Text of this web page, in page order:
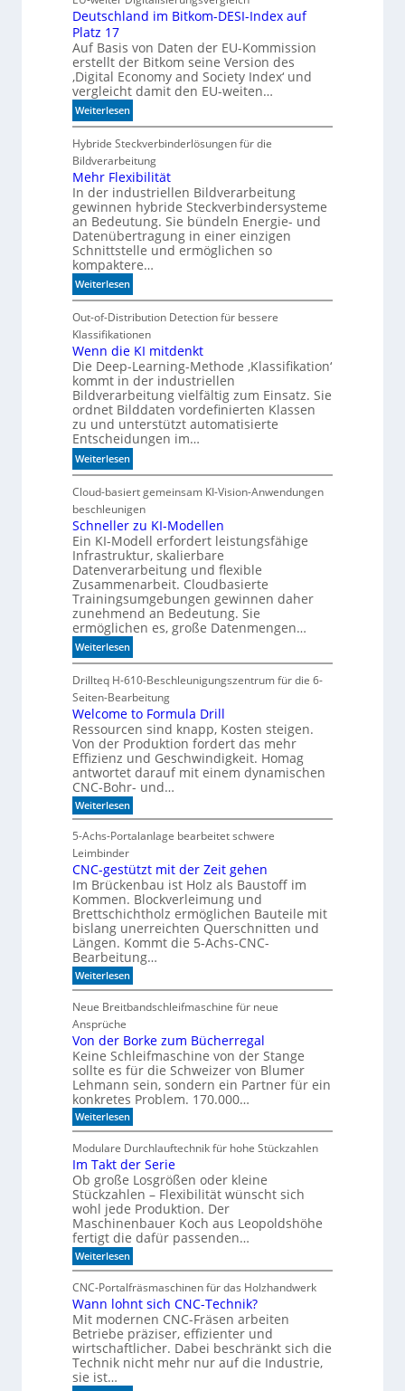
i
s
c
h
b
e
s
s
e
r
e
M
a
s
c
h
i
n
b
e
d
e
u
t
e
n
Deutschland im Bitkom-DESI-Index auf
Platz 17
Auf Basis von Daten der EU-Kommission
erstellt der Bitkom seine Version des
‚Digital Economy and Society Index‘ und
vergleicht damit den EU-weiten…
Weiterlesen:
D
e
u
t
s
c
h
l
a
n
d
i
m
B
i
t
k
o
m
-
D
E
I
-
n
d
e
x
a
u
f
P
l
a
t
z
1
7
Hybride Steckverbinderlösungen für die
Bildverarbeitung
Mehr Flexibilität
In der industriellen Bildverarbeitung
gewinnen hybride Steckverbindersysteme
an Bedeutung. Sie bündeln Energie- und
Datenübertragung in einer einzigen
Schnittstelle und ermöglichen so
kompaktere…
Weiterlesen:
M
e
h
r
F
e
x
i
b
i
l
i
t
ä
t
Out-of-Distribution Detection für bessere
Klassifikationen
Wenn die KI mitdenkt
Die Deep-Learning-Methode ‚Klassifikation‘
kommt in der industriellen
Bildverarbeitung vielfältig zum Einsatz. Sie
ordnet Bilddaten vordefinierten Klassen
zu und unterstützt automatisierte
Entscheidungen im…
Weiterlesen:
W
e
n
n
d
i
e
K
I
m
i
t
e
n
k
t
Cloud-basiert gemeinsam KI-Vision-Anwendungen
beschleunigen
Schneller zu KI-Modellen
Ein KI-Modell erfordert leistungsfähige
Infrastruktur, skalierbare
Datenverarbeitung und flexible
Zusammenarbeit. Cloudbasierte
Trainingsumgebungen gewinnen daher
zunehmend an Bedeutung. Sie
ermöglichen es, große Datenmengen…
Weiterlesen:
S
c
h
n
e
l
l
e
r
z
K
-
M
o
d
e
l
l
e
n
Drillteq H-610-Beschleunigungszentrum für die 6-
Seiten-Bearbeitung
Welcome to Formula Drill
Ressourcen sind knapp, Kosten steigen.
Von der Produktion fordert das mehr
Effizienz und Geschwindigkeit. Homag
antwortet darauf mit einem dynamischen
CNC-Bohr- und…
Weiterlesen:
W
l
c
o
m
e
t
o
F
o
r
m
u
l
a
i
l
l
5-Achs-Portalanlage bearbeitet schwere
Leimbinder
CNC-gestützt mit der Zeit gehen
Im Brückenbau ist Holz als Baustoff im
Kommen. Blockverleimung und
Brettschichtholz ermöglichen Bauteile mit
bislang unerreichten Querschnitten und
Längen. Kommt die 5-Achs-CNC-
Bearbeitung…
Weiterlesen:
C
C
g
e
s
t
ü
t
z
t
i
t
d
e
r
Z
e
i
t
g
h
e
n
Neue Breitbandschleifmaschine für neue
Ansprüche
Von der Borke zum Bücherregal
Keine Schleifmaschine von der Stange
sollte es für die Schweizer von Blumer
Lehmann sein, sondern ein Partner für ein
konkretes Problem. 170.000…
Weiterlesen:
V
o
n
d
e
r
B
o
r
k
e
z
u
m
B
ü
c
h
e
r
Modulare Durchlauftechnik für hohe Stückzahlen
Im Takt der Serie
Ob große Losgrößen oder kleine
Stückzahlen – Flexibilität wünscht sich
wohl jede Produktion. Der
Maschinenbauer Koch aus Leopoldshöhe
fertigt die dafür passenden…
Weiterlesen:
I
T
a
k
t
d
e
r
CNC-Portalfräsmaschinen für das Holzhandwerk
Wann lohnt sich CNC-Technik?
Mit modernen CNC-Fräsen arbeiten
Betriebe präziser, effizienter und
wirtschaftlicher. Dabei beschränkt sich die
Technik nicht mehr nur auf die Industrie,
sie ist…